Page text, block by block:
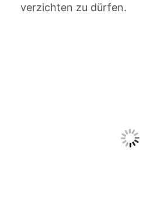
verzichten zu dürfen.